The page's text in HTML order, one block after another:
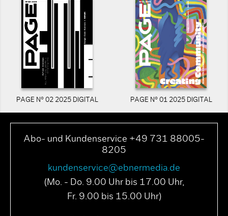
PAGE N° 02 2025 DIGITAL PAGE N° 01 2025 DIGITAL
Abo- und Kundenservice +49 731 88005-
8205
kundenservice@ebnermedia.de
(Mo. - Do. 9.00 Uhr bis 17.00 Uhr,
Fr. 9.00 bis 15.00 Uhr)